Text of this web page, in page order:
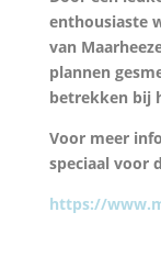
enthousiaste
van
plannen
betrekken bij
Voor meer
speciaal voor
https://